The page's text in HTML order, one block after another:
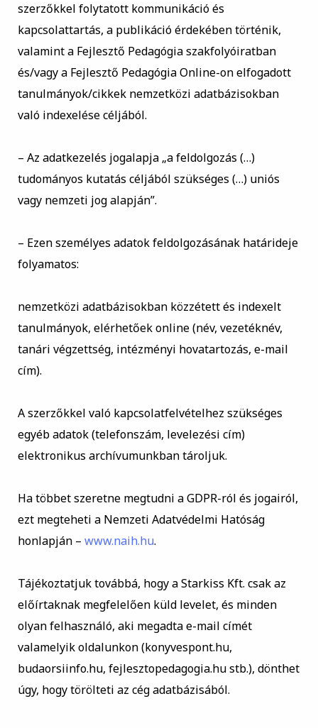
szerzőkkel folytatott kommunikáció és
kapcsolattartás, a publikáció érdekében történik,
valamint a Fejlesztő Pedagógia szakfolyóiratban
és/vagy a Fejlesztő Pedagógia Online-on elfogadott
tanulmányok/cikkek nemzetközi adatbázisokban
való indexelése céljából.
– Az adatkezelés jogalapja „a feldolgozás (…)
tudományos kutatás céljából szükséges (…) uniós
vagy nemzeti jog alapján”.
– Ezen személyes adatok feldolgozásának határideje
folyamatos:
nemzetközi adatbázisokban közzétett és indexelt
tanulmányok, elérhetőek online (név, vezetéknév,
tanári végzettség, intézményi hovatartozás, e-mail
cím).
A szerzőkkel való kapcsolatfelvételhez szükséges
egyéb adatok (telefonszám, levelezési cím)
elektronikus archívumunkban tároljuk.
Ha többet szeretne megtudni a GDPR-ról és jogairól,
ezt megteheti a Nemzeti Adatvédelmi Hatóság
honlapján – www.naih.hu.
Tájékoztatjuk továbbá, hogy a Starkiss Kft. csak az
előírtaknak megfelelően küld levelet, és minden
olyan felhasználó, aki megadta e-mail címét
valamelyik oldalunkon (konyvespont.hu,
budaorsiinfo.hu, fejlesztopedagogia.hu stb.), dönthet
úgy, hogy törölteti az cég adatbázisából.